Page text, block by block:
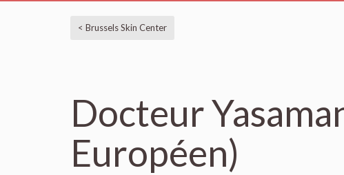
< Brussels Skin Center
Docteur
Européen)